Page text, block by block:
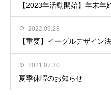
【2023年活動開始】年末年
2022.09.28
【重要】イーグルデザイン
2021.07.30
夏季休暇のお知らせ